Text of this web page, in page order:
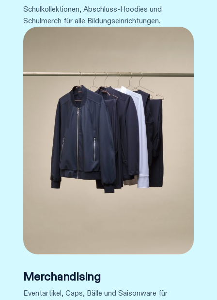
Schulkollektionen, Abschluss-Hoodies und
Schulmerch für alle Bildungseinrichtungen.
Merchandising
Eventartikel, Caps, Bälle und Saisonware für